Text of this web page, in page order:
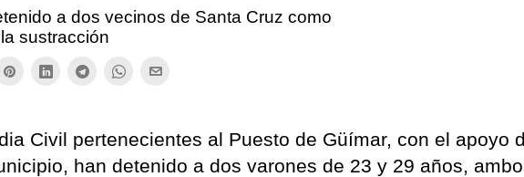
a dos vecinos de Santa Cruz como
sustracción
Civil pertenecientes al Puesto de Güímar, con el apoyo
han detenido a dos varones de 23 y 29 años,